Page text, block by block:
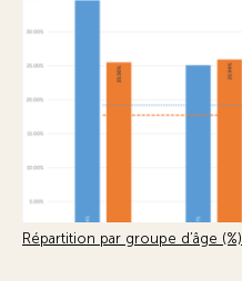
Répartition par groupe d’âge (%)